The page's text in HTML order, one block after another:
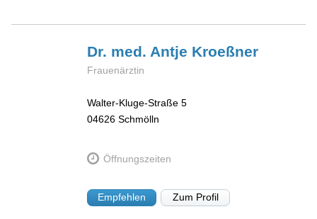
Dr. med. Antje Kroeßner
Frauenärztin
Walter-Kluge-Straße 5
04626 Schmölln
Öffnungszeiten
Empfehlen Zum Profil